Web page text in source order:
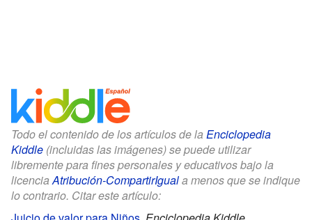
Todo el contenido de los artículos de la Enciclopedia
Kiddle (incluidas las imágenes) se puede utilizar
libremente para fines personales y educativos bajo la
licenciaAtribución-CompartirIguala menos que se indique
lo contrario. Citar este artículo: